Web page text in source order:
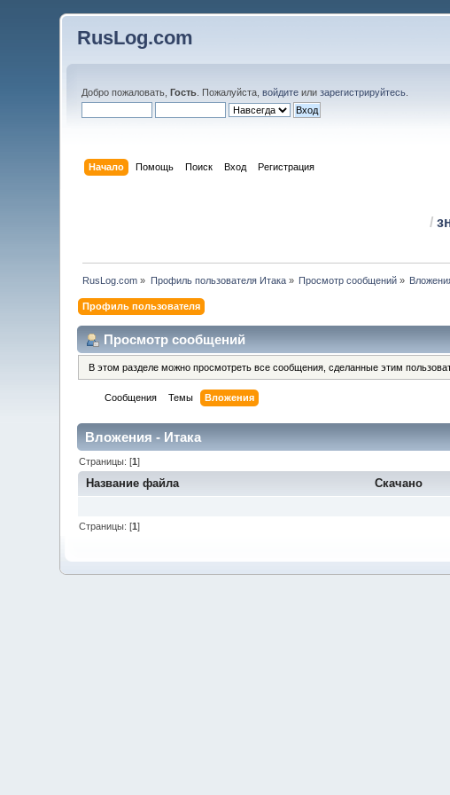
RusLog.com
Добро пожаловать,Гость . Пожалуйста,войдите илизарегистрируйтесь
Начало Помощь Поиск Вход Регистрация
/
RusLog.com » Профиль пользователя Итака» Просмотр сообщений »
Профиль пользователя
Просмотр сообщений
В этом разделе можно просмотреть все сообщения, сделанные этим
Сообщения Темы Вложения
Вложения - Итака
Страницы: [1]
Название файла Скачано
Страницы: [1]